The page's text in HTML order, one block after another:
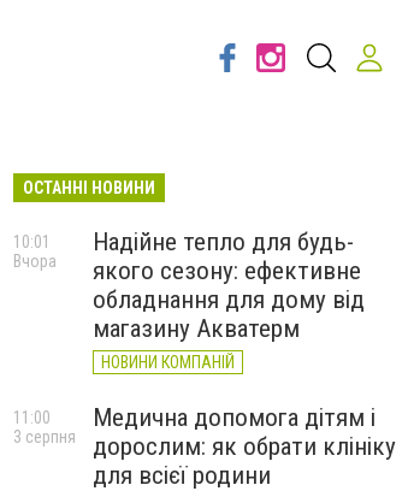
ОСТАННІ НОВИНИ
Надійне тепло для будь-
якого сезону: ефективне
обладнання для дому від
магазину Акватерм
НОВИНИ КОМПАНІЙ
10:01
Вчора
Медична допомога дітям і
дорослим: як обрати клініку
для всієї родини
11:00
3 серпня